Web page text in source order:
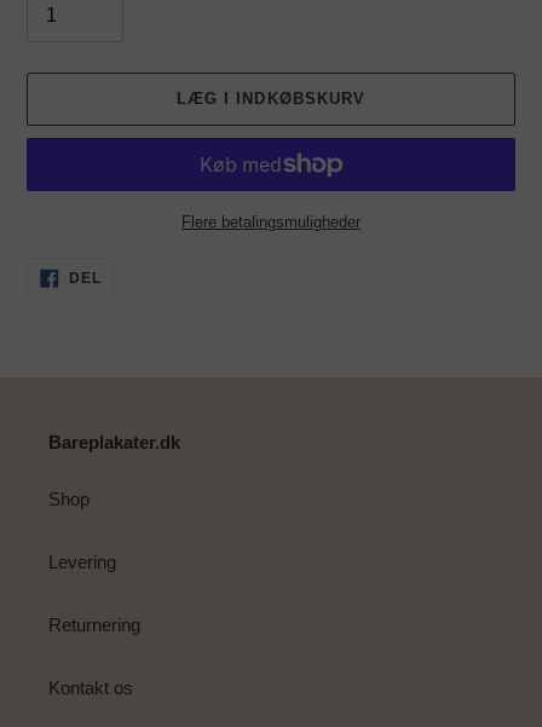
LÆG I INDKØBSKURV
Flere betalingsmuligheder
Lægger
produkt
DEL
PÅ
Bareplakater.dk
Shop
Levering
Returnering
Kontakt os